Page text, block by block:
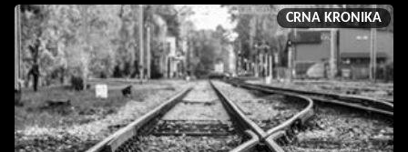
CRNA KRONIKA